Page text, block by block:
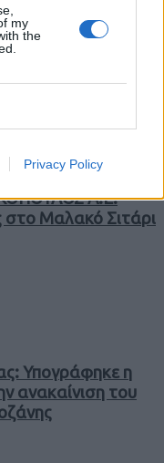
my
the
Privacy Policy
Α.Ε.
στο Μαλακό Σιτάρι
Υπογράφηκε η
ανακαίνιση του